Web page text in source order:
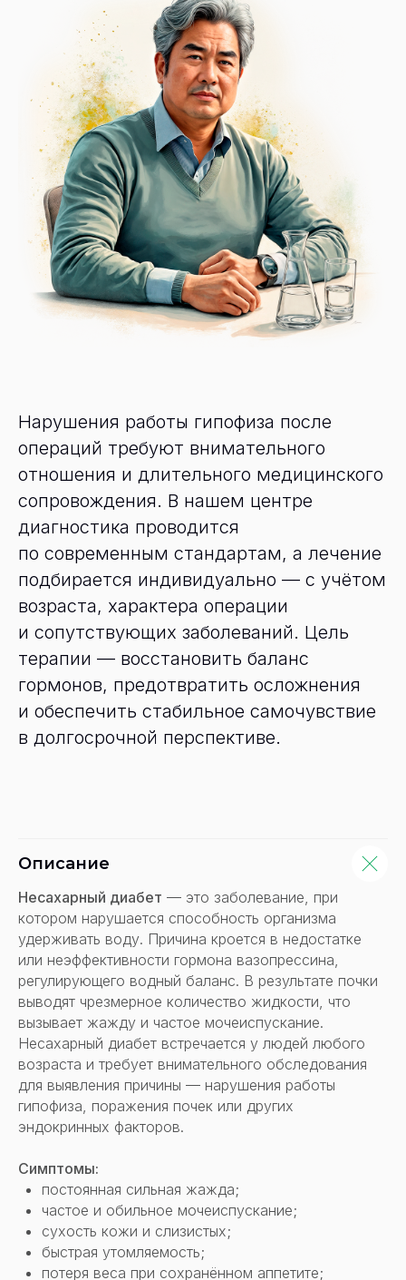
Нарушения работы гипофиза после
операций требуют внимательного
отношения и длительного медицинского
сопровождения. В нашем центре
диагностика проводится
по современным стандартам, а лечение
подбирается индивидуально — с учётом
возраста, характера операции
и сопутствующих заболеваний. Цель
терапии — восстановить баланс
гормонов, предотвратить осложнения
и обеспечить стабильное самочувствие
в долгосрочной перспективе.
Описание
Несахарный диабет — это заболевание, при
котором нарушается способность организма
удерживать воду. Причина кроется в недостатке
или неэффективности гормона вазопрессина,
регулирующего водный баланс. В результате почки
выводят чрезмерное количество жидкости, что
вызывает жажду и частое мочеиспускание.
Несахарный диабет встречается у людей любого
возраста и требует внимательного обследования
для выявления причины — нарушения работы
гипофиза, поражения почек или других
эндокринных факторов.
Симптомы:
постоянная сильная жажда;
частое и обильное мочеиспускание;
сухость кожи и слизистых;
быстрая утомляемость;
потеря веса при сохранённом аппетите;